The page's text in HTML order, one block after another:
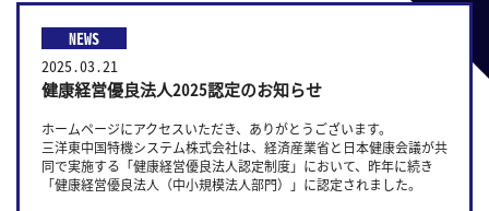
NEWS
2025.03.21
健康経営優良法人2025認定のお知らせ
ホームページにアクセスいただき、ありがとうございます。
三洋東中国特機システム株式会社は、経済産業省と日本健康会議が共
同で実施する「健康経営優良法人認定制度」において、昨年に続き
「健康経営優良法人（中小規模法人部門）」に認定されました。